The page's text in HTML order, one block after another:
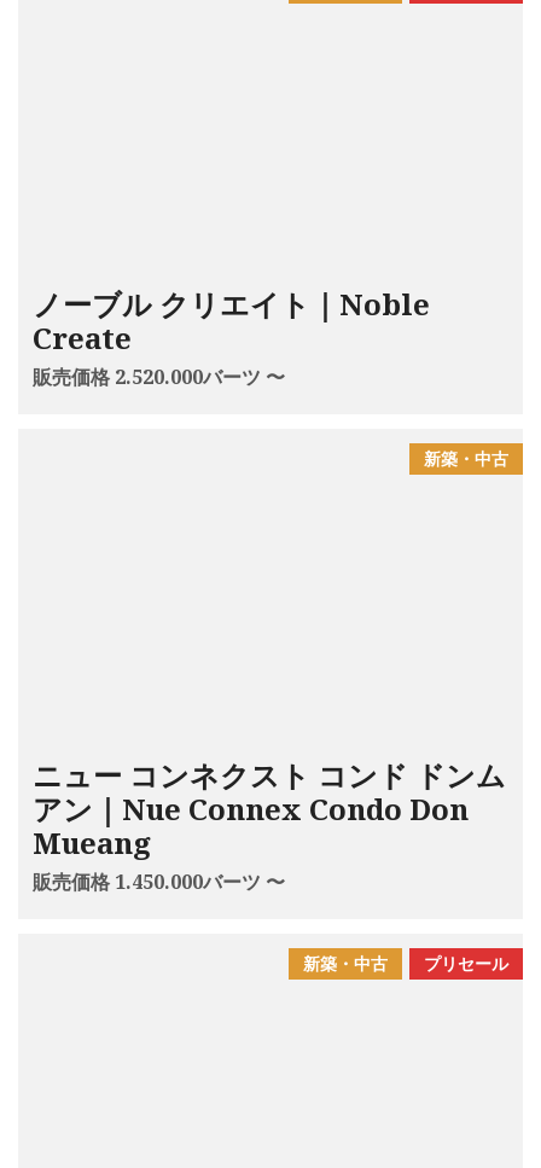
ノーブル クリエイト｜Noble
Create
販売価格 2.520.000バーツ 〜
新築・中古
ニュー コンネクスト コンド ドンム
アン｜Nue Connex Condo Don
Mueang
販売価格 1.450.000バーツ 〜
プリセール
新築・中古